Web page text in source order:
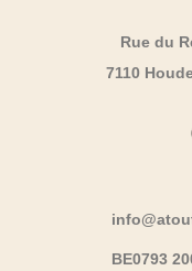
Rue du
7110
BE0793